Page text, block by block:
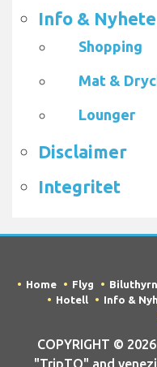
Info &
Shopping
Mat &
Lounger
Disclaimer
Integritet
Home Flyg
Hotell
Info &
COPYRIGHT ©
"TripTQ" and